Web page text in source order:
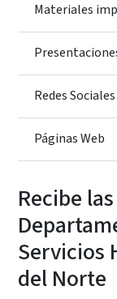
Materiales
Redes Sociales
Páginas Web
Recibe
Servicios
del Norte